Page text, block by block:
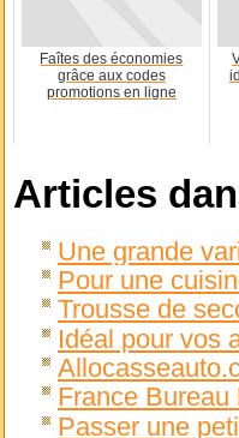
Faîtes des économies
grâce aux codes
promotions en ligne
Articles
Une grande
Pour une
Trousse de
Idéal pour vos
France
Passer une